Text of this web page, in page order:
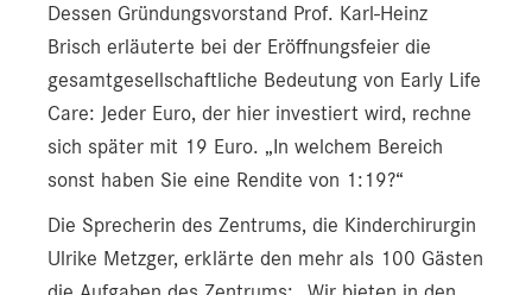
Dessen Gründungsvorstand Prof. Karl-Heinz
Brisch erläuterte bei der Eröffnungsfeier die
gesamtgesellschaftliche Bedeutung von Early Life
Care: Jeder Euro, der hier investiert wird, rechne
sich später mit 19 Euro. „In welchem Bereich
sonst haben Sie eine Rendite von 1:19?“
Die Sprecherin des Zentrums, die Kinderchirurgin
Ulrike Metzger, erklärte den mehr als 100 Gästen